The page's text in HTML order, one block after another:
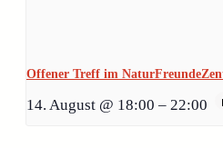
Offener Treff im
14. August @ 18:00 – 22:00